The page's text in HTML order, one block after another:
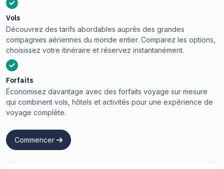
Vols
Découvrez des tarifs abordables auprès des grandes
compagnies aériennes du monde entier. Comparez les options,
choisissez votre itinéraire et réservez instantanément.
Forfaits
Économisez davantage avec des forfaits voyage sur mesure
qui combinent vols, hôtels et activités pour une expérience de
voyage complète.
Commencer